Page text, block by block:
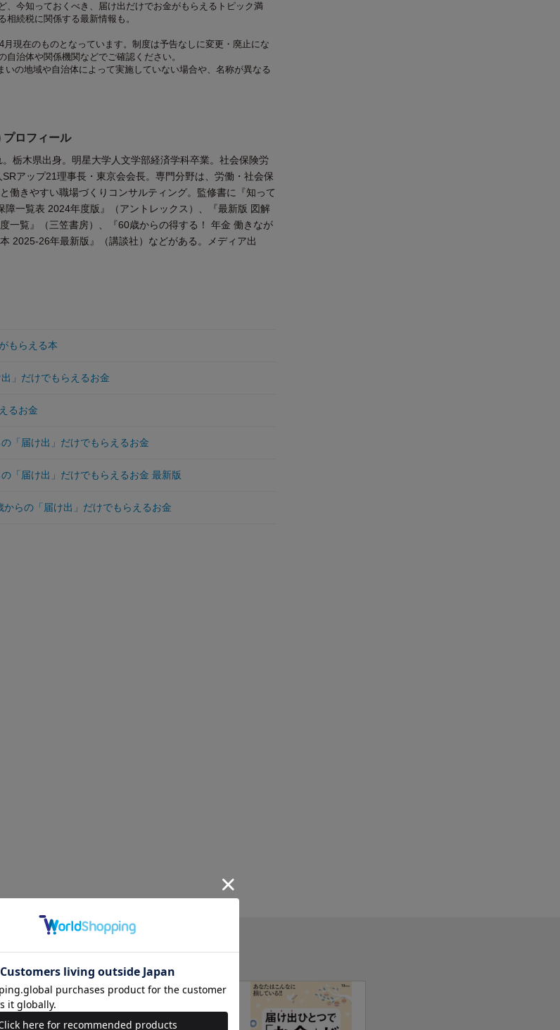
、今知っておくべき、届け出だけでお金がもらえるトピック満
続税に関係する最新情報も。
現在のものとなっています。制度は予告なしに変更・廃止にな
治体や関係機関などでご確認ください。
の地域や自治体によって実施していない場合や、名称が異なる
プロフィール
栃木県出身。明星大学人文学部経済学科卒業。社会保険労
アップ21理事長・東京会会長。専門分野は、労働・社会保
働きやすい職場づくりコンサルティング。監修書に『知って
障一覧表 2024年度版』（アントレックス）、『最新版 図解
一覧』（三笠書房）、『60歳からの得する！ 年金 働きなが
2025-26年最新版』（講談社）などがある。メディア出
もらえる本
」だけでもらえるお金
るお金
「届け出」だけでもらえるお金
「届け出」だけでもらえるお金 最新版
らの「届け出」だけでもらえるお金